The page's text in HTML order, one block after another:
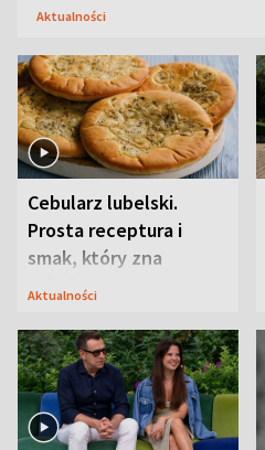
Aktualności
Cebularz lubelski.
Prosta receptura i
smak, który zna
Lubelszczyzna
Aktualności